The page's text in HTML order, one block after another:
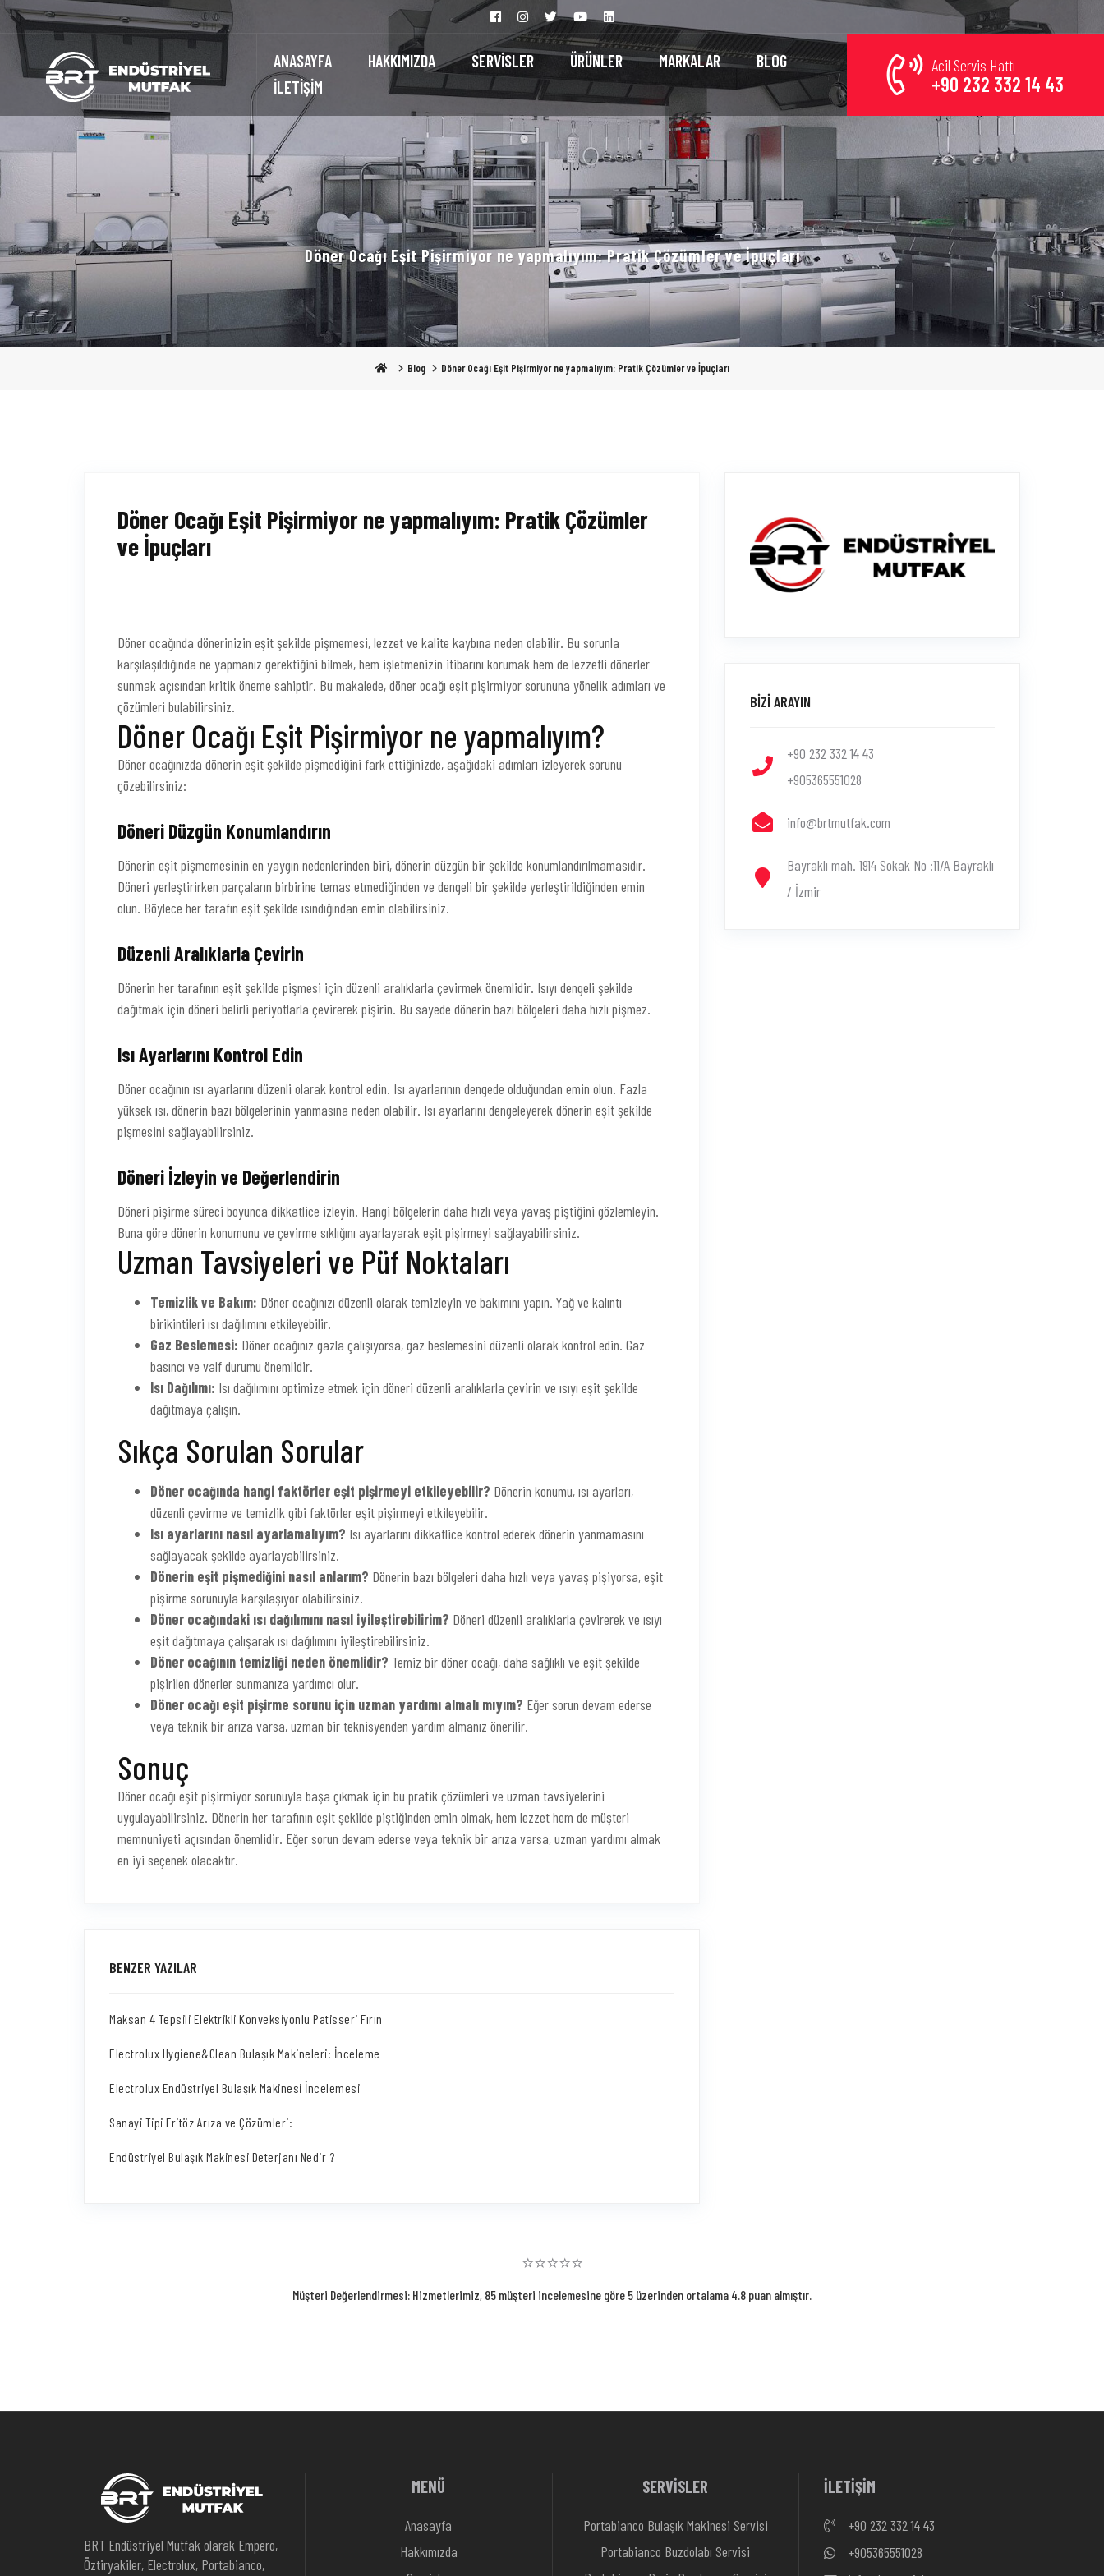
ANASAYFA HAKKIMIZDA SERVİSLER ÜRÜNLER MARKALAR
BLOG
İLETİŞİM
Acil Servis Hattı
+90 232 332 14 43
Döner Ocağı Eşit Pişirmiyor ne yapmalıyım: Pratik Çözümler ve İpuçları
Blog Döner Ocağı Eşit Pişirmiyor ne yapmalıyım: Pratik Çözümler ve İpuçları
Döner Ocağı Eşit Pişirmiyor ne yapmalıyım: Pratik Çözümler
ve İpuçları
Döner ocağında dönerinizin eşit şekilde pişmemesi, lezzet ve kalite kaybına neden olabilir. Bu sorunla
karşılaşıldığında ne yapmanız gerektiğini bilmek, hem işletmenizin itibarını korumak hem de lezzetli dönerler
sunmak açısından kritik öneme sahiptir. Bu makalede, döner ocağı eşit pişirmiyor sorununa yönelik adımları ve
çözümleri bulabilirsiniz.
Döner Ocağı Eşit Pişirmiyor ne yapmalıyım?
Döner ocağınızda dönerin eşit şekilde pişmediğini fark ettiğinizde, aşağıdaki adımları izleyerek sorunu
çözebilirsiniz:
Döneri Düzgün Konumlandırın
Dönerin eşit pişmemesinin en yaygın nedenlerinden biri, dönerin düzgün bir şekilde konumlandırılmamasıdır.
Döneri yerleştirirken parçaların birbirine temas etmediğinden ve dengeli bir şekilde yerleştirildiğinden emin
olun. Böylece her tarafın eşit şekilde ısındığından emin olabilirsiniz.
Düzenli Aralıklarla Çevirin
Dönerin her tarafının eşit şekilde pişmesi için düzenli aralıklarla çevirmek önemlidir. Isıyı dengeli şekilde
dağıtmak için döneri belirli periyotlarla çevirerek pişirin. Bu sayede dönerin bazı bölgeleri daha hızlı pişmez.
Isı Ayarlarını Kontrol Edin
Döner ocağının ısı ayarlarını düzenli olarak kontrol edin. Isı ayarlarının dengede olduğundan emin olun. Fazla
yüksek ısı, dönerin bazı bölgelerinin yanmasına neden olabilir. Isı ayarlarını dengeleyerek dönerin eşit şekilde
pişmesini sağlayabilirsiniz.
Döneri İzleyin ve Değerlendirin
Döneri pişirme süreci boyunca dikkatlice izleyin. Hangi bölgelerin daha hızlı veya yavaş piştiğini gözlemleyin.
Buna göre dönerin konumunu ve çevirme sıklığını ayarlayarak eşit pişirmeyi sağlayabilirsiniz.
Uzman Tavsiyeleri ve Püf Noktaları
Temizlik ve Bakım: Döner ocağınızı düzenli olarak temizleyin ve bakımını yapın. Yağ ve kalıntı
birikintileri ısı dağılımını etkileyebilir.
Gaz Beslemesi: Döner ocağınız gazla çalışıyorsa, gaz beslemesini düzenli olarak kontrol edin. Gaz
basıncı ve valf durumu önemlidir.
Isı Dağılımı: Isı dağılımını optimize etmek için döneri düzenli aralıklarla çevirin ve ısıyı eşit şekilde
dağıtmaya çalışın.
Sıkça Sorulan Sorular
Döner ocağında hangi faktörler eşit pişirmeyi etkileyebilir? Dönerin konumu, ısı ayarları,
düzenli çevirme ve temizlik gibi faktörler eşit pişirmeyi etkileyebilir.
Isı ayarlarını nasıl ayarlamalıyım? Isı ayarlarını dikkatlice kontrol ederek dönerin yanmamasını
sağlayacak şekilde ayarlayabilirsiniz.
Dönerin eşit pişmediğini nasıl anlarım? Dönerin bazı bölgeleri daha hızlı veya yavaş pişiyorsa, eşit
pişirme sorunuyla karşılaşıyor olabilirsiniz.
Döner ocağındaki ısı dağılımını nasıl iyileştirebilirim? Döneri düzenli aralıklarla çevirerek ve ısıyı
eşit dağıtmaya çalışarak ısı dağılımını iyileştirebilirsiniz.
Döner ocağının temizliği neden önemlidir? Temiz bir döner ocağı, daha sağlıklı ve eşit şekilde
pişirilen dönerler sunmanıza yardımcı olur.
Döner ocağı eşit pişirme sorunu için uzman yardımı almalı mıyım? Eğer sorun devam ederse
veya teknik bir arıza varsa, uzman bir teknisyenden yardım almanız önerilir.
Sonuç
Döner ocağı eşit pişirmiyor sorunuyla başa çıkmak için bu pratik çözümleri ve uzman tavsiyelerini
uygulayabilirsiniz. Dönerin her tarafının eşit şekilde piştiğinden emin olmak, hem lezzet hem de müşteri
memnuniyeti açısından önemlidir. Eğer sorun devam ederse veya teknik bir arıza varsa, uzman yardımı almak
en iyi seçenek olacaktır.
BENZER YAZILAR
Maksan 4 Tepsili Elektrikli Konveksiyonlu Patisseri Fırın
Electrolux Hygiene&Clean Bulaşık Makineleri: İnceleme
Electrolux Endüstriyel Bulaşık Makinesi İncelemesi
Sanayi Tipi Fritöz Arıza ve Çözümleri:
Endüstriyel Bulaşık Makinesi Deterjanı Nedir ?
BİZİ ARAYIN
+90 232 332 14 43
+905365551028
info@brtmutfak.com
Bayraklı mah. 1914 Sokak No :11/A Bayraklı
/ İzmir
⭐⭐⭐⭐⭐
Müşteri Değerlendirmesi: Hizmetlerimiz, 85 müşteri incelemesine göre 5 üzerinden ortalama 4.8 puan almıştır.
BRT Endüstriyel Mutfak olarak Empero,
Öztiryakiler, Electrolux, Portabianco,
MENÜ
Anasayfa
Hakkımızda
SERVİSLER
Portabianco Bulaşık Makinesi Servisi
Portabianco Buzdolabı Servisi
İLETİŞİM
+90 232 332 14 43
+905365551028